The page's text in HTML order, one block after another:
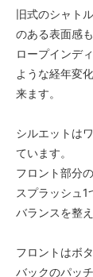
旧式のシャト
のある表面感も
ロープインデ
ような経年変
来ます。
シルエットは
ています。
フロント部分
スプラッシュ1
バランスを整
フロントはボ
バックのパッ